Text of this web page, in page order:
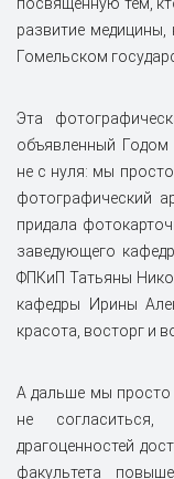
развитие
Гомельском
Эта
объявленный
не с нуля: мы
фотографический
придала
заведующего
ФПКиП Татьяны
кафедры Ирины
красота, восторг и
А дальше мы
не
драгоценностей
факультета